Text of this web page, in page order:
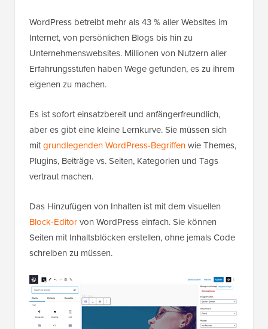
WordPress betreibt mehr als 43 % aller Websites im
Internet, von persönlichen Blogs bis hin zu
Unternehmenswebsites. Millionen von Nutzern aller
Erfahrungsstufen haben Wege gefunden, es zu ihrem
eigenen zu machen.
Es ist sofort einsatzbereit und anfängerfreundlich,
aber es gibt eine kleine Lernkurve. Sie müssen sich
mitgrundlegenden WordPress-Begriffenwie Themes,
Plugins, Beiträge vs. Seiten, Kategorien und Tags
vertraut machen.
Das Hinzufügen von Inhalten ist mit dem visuellen
Block-Editorvon WordPress einfach. Sie können
Seiten mit Inhaltsblöcken erstellen, ohne jemals Code
schreiben zu müssen.